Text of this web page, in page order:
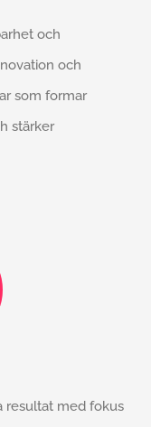
och
och
som formar
stärker
resultat med fokus